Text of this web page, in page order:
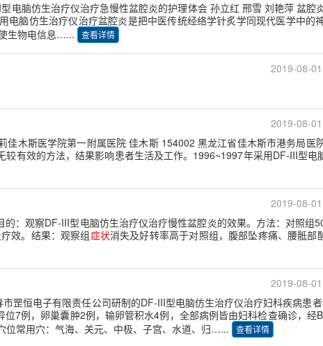
脑仿生治疗仪治疗急慢性盆腔炎的护理体会 孙立红 邢雪 刘艳萍 盆腔
脑仿生治疗仪治疗盆腔炎是把中医传统经络学针炙学同现代医学中的
生物电信息…...
查看详情
2019-08-
2019-08-
木斯医学院第一附属医院 佳木斯 154002 黑龙江省佳木斯市港务局医
较有效的方法，结果影响患者生活及工作。1996~1997年采用DF-III型
2019-08-
：观察DF-III型电脑仿生治疗仪治疗慢性盆腔炎的效果。方法：对照组
效。结果：观察组症状消失及好转率高于对照组，腹部坠疼痛、腰骶
2019-08-
罡恒电子有限责任公司研制的DF-III型电脑仿生治疗仪治疗妇科疾病患
7例，卵巢囊肿2例，输卵管积水4例，全部病例皆由妇科检查确诊，经
位常用穴：气海、关元、中极、子宫、水道、归…... 查看详情